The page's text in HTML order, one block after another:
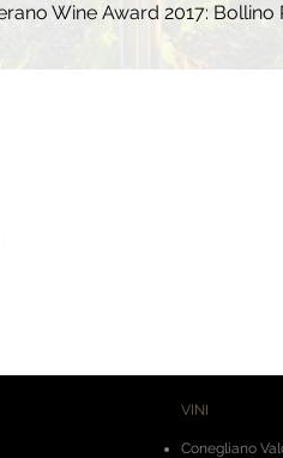
Wine Award 2017: Bollino
VINI
Conegliano